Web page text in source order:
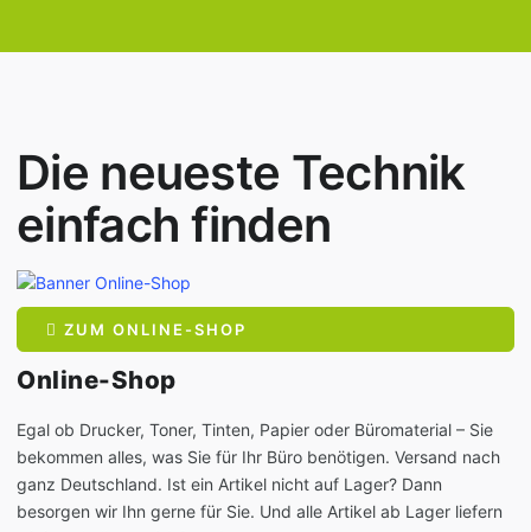
Die neueste Technik
einfach finden
ZUM ONLINE-SHOP
Online-Shop
Egal ob Drucker, Toner, Tinten, Papier oder Büromaterial – Sie
bekommen alles, was Sie für Ihr Büro benötigen. Versand nach
ganz Deutschland. Ist ein Artikel nicht auf Lager? Dann
besorgen wir Ihn gerne für Sie. Und alle Artikel ab Lager liefern